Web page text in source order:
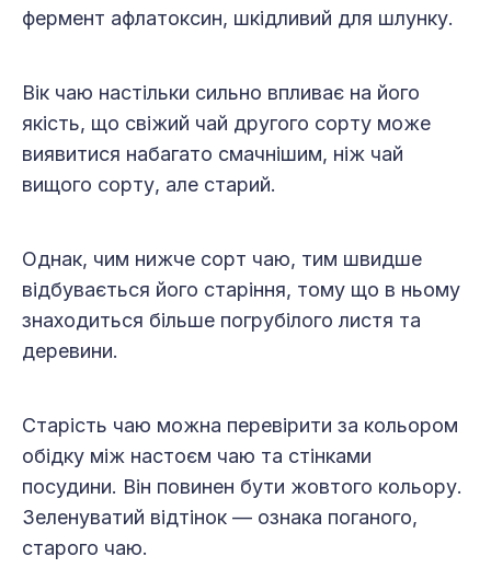
фермент афлатоксин, шкідливий для шлунку.
Вік чаю настільки сильно впливає на його
якість, що свіжий чай другого сорту може
виявитися набагато смач­нішим, ніж чай
вищого сорту, але старий.
Однак, чим нижче сорт чаю, тим швидше
відбувається його старіння, тому що в ньому
знаходиться більше погрубілого листя та
деревини.
Старість чаю можна перевірити за кольором
обідку між настоєм чаю та стінками
посудини. Він повинен бути жовтого кольору.
Зеленуватий відтінок — ознака поганого,
старого чаю.